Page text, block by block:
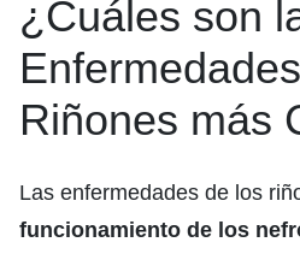
¿Cuáles son
Riñones más
Las enfermedades de los
funcionamiento de los